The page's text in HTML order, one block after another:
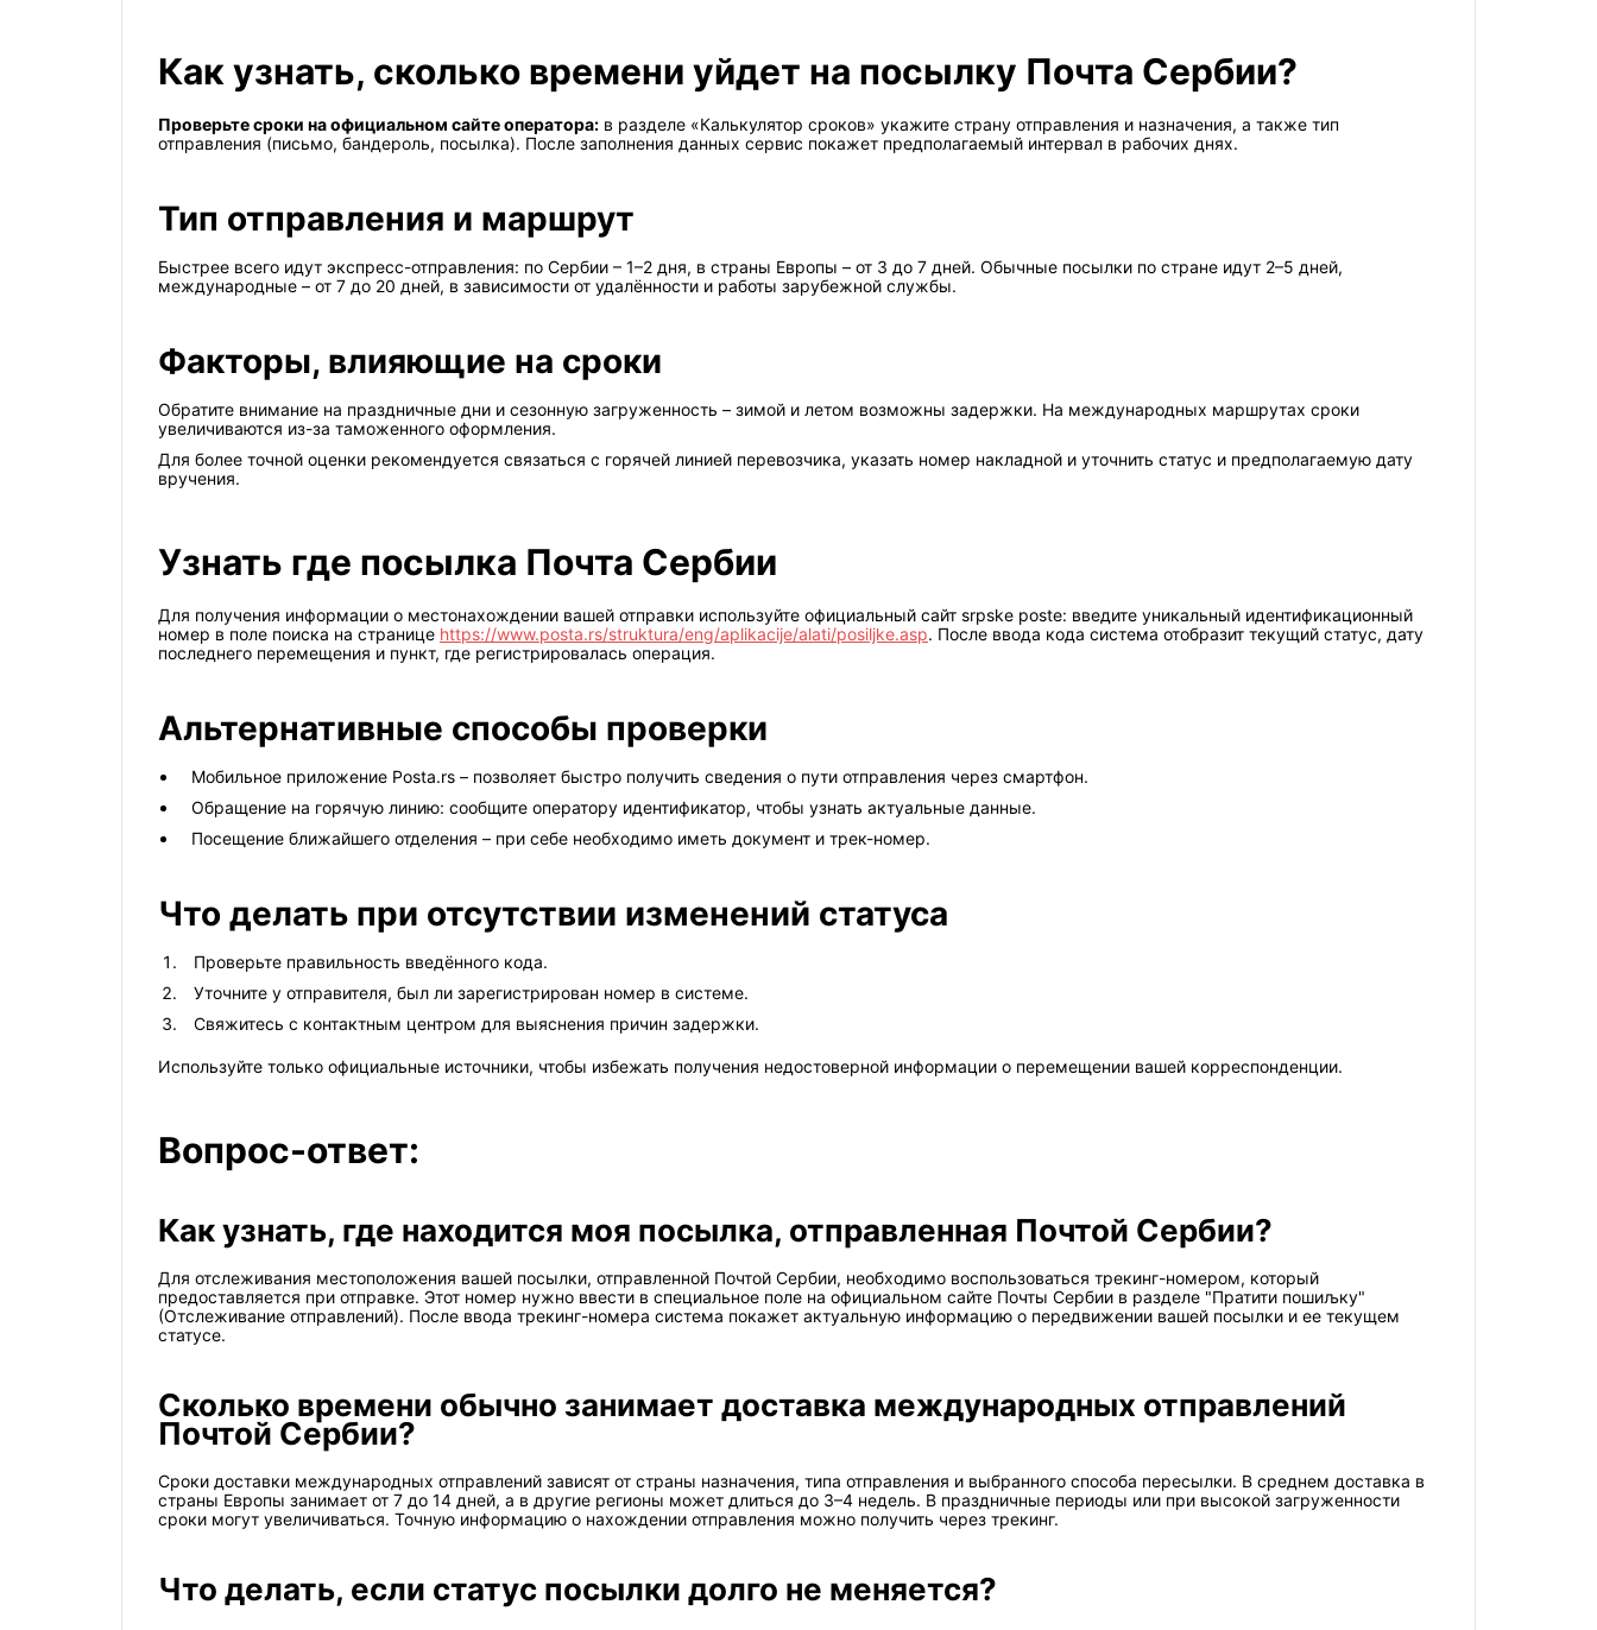
Как узнать, сколько времени уйдет на посылку Почта Сербии?
Проверьте сроки на официальном сайте оператора: в разделе «Калькулятор сроков» укажите страну отправления и назначения, а также тип
отправления (письмо, бандероль, посылка). После заполнения данных сервис покажет предполагаемый интервал в рабочих днях.
Тип отправления и маршрут
Быстрее всего идут экспресс-отправления: по Сербии – 1–2 дня, в страны Европы – от 3 до 7 дней. Обычные посылки по стране идут 2–5 дней,
международные – от 7 до 20 дней, в зависимости от удалённости и работы зарубежной службы.
Факторы, влияющие на сроки
Обратите внимание на праздничные дни и сезонную загруженность – зимой и летом возможны задержки. На международных маршрутах сроки
увеличиваются из-за таможенного оформления.
Для более точной оценки рекомендуется связаться с горячей линией перевозчика, указать номер накладной и уточнить статус и предполагаемую дату
вручения.
Узнать где посылка Почта Сербии
Для получения информации о местонахождении вашей отправки используйте официальный сайт srpske poste: введите уникальный идентификационный
номер в поле поиска на странице https://www.posta.rs/struktura/eng/aplikacije/alati/posiljke.asp. После ввода кода система отобразит текущий статус, дату
последнего перемещения и пункт, где регистрировалась операция.
Альтернативные способы проверки
Мобильное приложение Posta.rs – позволяет быстро получить сведения о пути отправления через смартфон.
Обращение на горячую линию: сообщите оператору идентификатор, чтобы узнать актуальные данные.
Посещение ближайшего отделения – при себе необходимо иметь документ и трек-номер.
Что делать при отсутствии изменений статуса
Проверьте правильность введённого кода.
Уточните у отправителя, был ли зарегистрирован номер в системе.
Свяжитесь с контактным центром для выяснения причин задержки.
Используйте только официальные источники, чтобы избежать получения недостоверной информации о перемещении вашей корреспонденции.
Вопрос-ответ:
Как узнать, где находится моя посылка, отправленная Почтой Сербии?
Для отслеживания местоположения вашей посылки, отправленной Почтой Сербии, необходимо воспользоваться трекинг-номером, который
предоставляется при отправке. Этот номер нужно ввести в специальное поле на официальном сайте Почты Сербии в разделе "Пратити пошиљку"
(Отслеживание отправлений). После ввода трекинг-номера система покажет актуальную информацию о передвижении вашей посылки и ее текущем
статусе.
Сколько времени обычно занимает доставка международных отправлений
Почтой Сербии?
Сроки доставки международных отправлений зависят от страны назначения, типа отправления и выбранного способа пересылки. В среднем доставка в
страны Европы занимает от 7 до 14 дней, а в другие регионы может длиться до 3–4 недель. В праздничные периоды или при высокой загруженности
сроки могут увеличиваться. Точную информацию о нахождении отправления можно получить через трекинг.
Что делать, если статус посылки долго не меняется?